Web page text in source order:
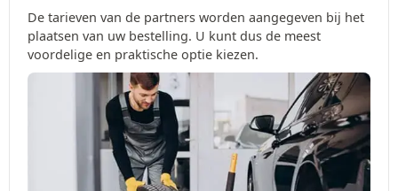
De tarieven van de partners worden aangegeven bij het
plaatsen van uw bestelling. U kunt dus de meest
voordelige en praktische optie kiezen.